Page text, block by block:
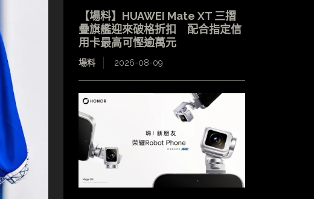
【場料】HUAWEI Mate XT 三摺
疊旗艦迎來破格折扣 配合指定信
用卡最高可慳逾萬元
場料 2026-08-09